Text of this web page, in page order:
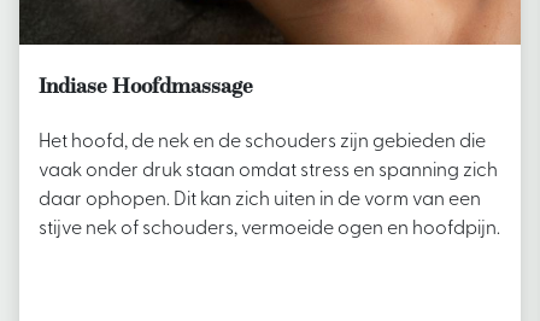
Indiase Hoofdmassage
Het hoofd, de nek en de schouders zijn gebieden die
vaak onder druk staan omdat stress en spanning zich
daar ophopen. Dit kan zich uiten in de vorm van een
stijve nek of schouders, vermoeide ogen en hoofdpijn.